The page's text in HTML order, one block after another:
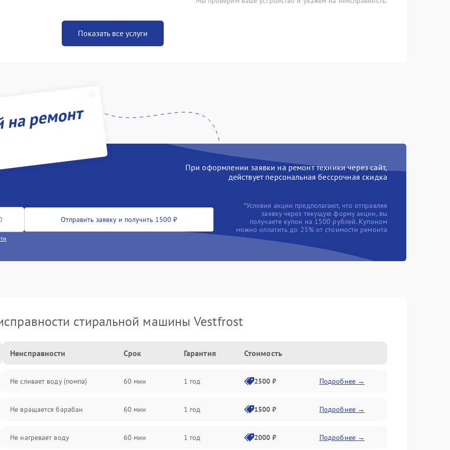
Показать все услуги
ремонт
При оформлении заявки на ремонт техники через сайт,
действует персональная бессрочная скидка
Отправить заявку и получить 1500 ₽
*Условия акции предполагают, что отправляя
заявку через текущую форму акции, вы
получаете купон на 1500 рублей. Купоном
можно оплатить до 25% от стоимости ремонта
стиральной машины Vestfrost
Неисправности Срок Гарантия Стоимость
Не сливает воду (помпа) 60 мин 1 год 2500 ₽ Подробнее →
Не вращается барабан 60 мин 1 год 1500 ₽ Подробнее →
Не нагревает воду 60 мин 1 год 2000 ₽ Подробнее →